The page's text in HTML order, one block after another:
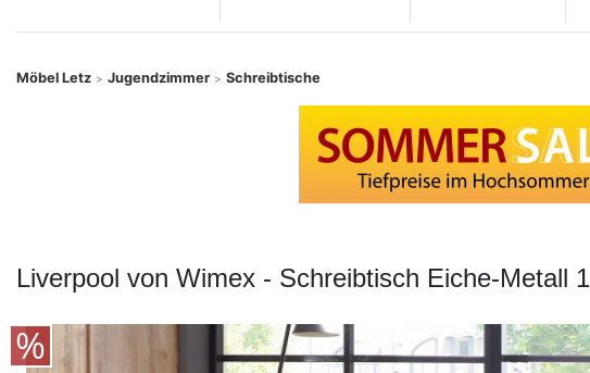
Möbel Letz > Jugendzimmer > Schreibtische
Liverpool von Wimex - Schreibtisch Eiche-Metall
Schnell
Konfigurator
0%
Finanzierung